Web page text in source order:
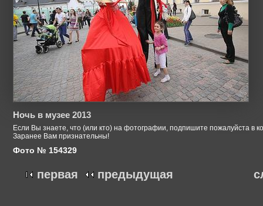
Ночь в музее 2013
Если Вы знаете, что (или кто) на фотографии, подпишите пожалуйста в
Заранее Вам признательны!
Фото № 154329
первая предыдущая